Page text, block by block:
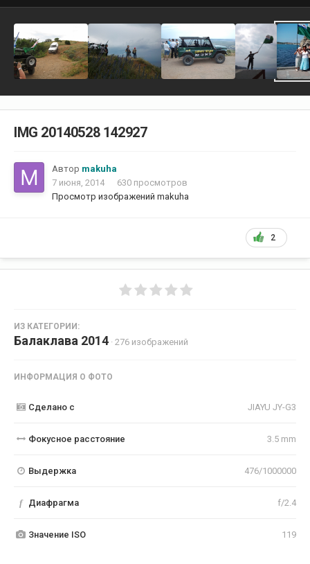
IMG 20140528 142927
Автор makuha
7 июня, 2014
630 просмотров
Просмотр изображений makuha
2
ИЗ КАТЕГОРИИ:
Балаклава 2014 · 276 изображений
ИНФОРМАЦИЯ О ФОТО
Сделано с JIAYU JY-G3
Фокусное расстояние 3.5 mm
Выдержка 476/1000000
f Диафрагма f/2.4
Значение ISO 119